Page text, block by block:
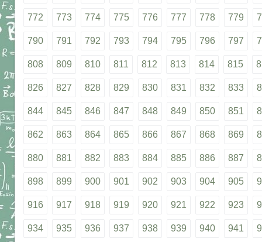
772 773 774 775 776 777 778 779
790 791 792 793 794 795 796 797
808 809 810 811 812 813 814 815
826 827 828 829 830 831 832 833
844 845 846 847 848 849 850 851
862 863 864 865 866 867 868 869
880 881 882 883 884 885 886 887
898 899 900 901 902 903 904 905
916 917 918 919 920 921 922 923
934 935 936 937 938 939 940 941